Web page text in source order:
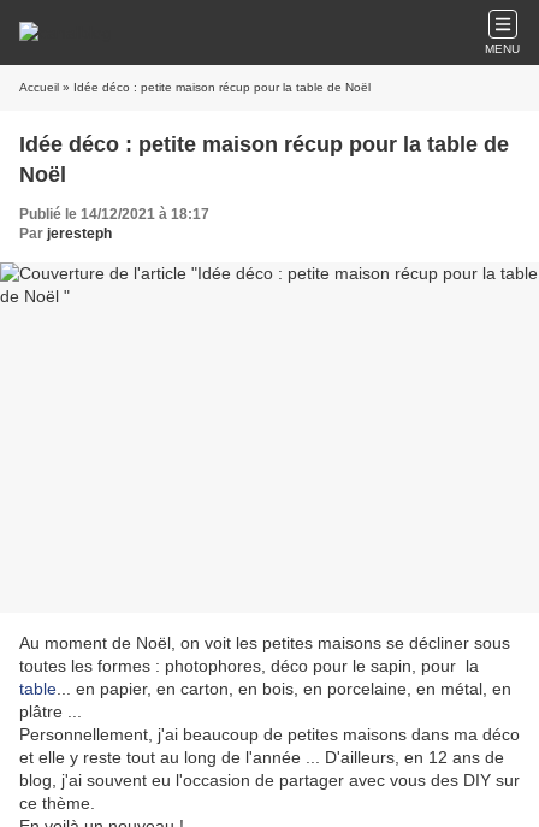
MENU
Accueil » Idée déco : petite maison récup pour la table de Noël
Idée déco : petite maison récup pour la table de
Noël
Publié le 14/12/2021 à 18:17
Par jeresteph
Au moment de Noël, on voit les petites maisons se décliner sous
toutes les formes : photophores, déco pour le sapin, pour la
table ... en papier, en carton, en bois, en porcelaine, en métal, en
plâtre ...
Personnellement, j'ai beaucoup de petites maisons dans ma déco
et elle y reste tout au long de l'année ... D'ailleurs, en 12 ans de
blog, j'ai souvent eu l'occasion de partager avec vous des DIY sur
ce thème.